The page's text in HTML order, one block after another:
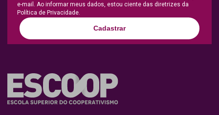
e-mail. Ao informar meus dados, estou ciente das diretrizes da
Política de Privacidade.
Cadastrar